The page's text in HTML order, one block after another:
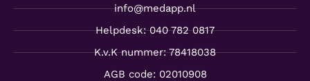
info@medapp.nl
Helpdesk: 040 782 0817
K.v.K nummer: 78418038
AGB code: 02010908